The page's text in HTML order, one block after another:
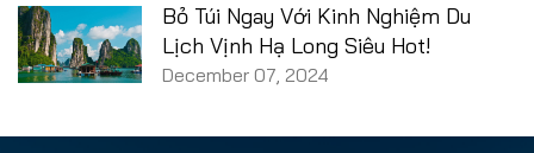
Bỏ Túi Ngay Với Kinh Nghiệm Du
Lịch Vịnh Hạ Long Siêu Hot!
December 07, 2024